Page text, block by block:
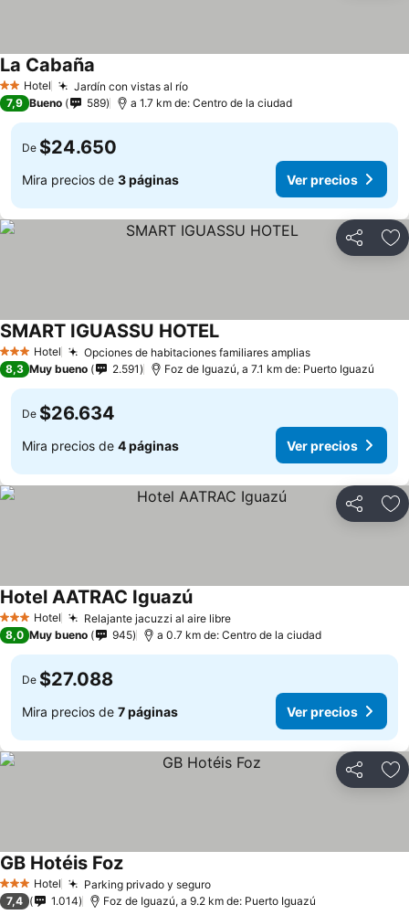
2 Estrellas
Hotel Jardín con vistas al río
La Cabaña
7,9 Bueno 589 a 1.7 km de: Centro de la ciudad
De $24.650
Mira precios de 3 páginas Ver precios
Compartir
3 Estrellas
Hotel Opciones de habitaciones familiares amplias
SMART IGUASSU HOTEL
8,3 Muy bueno 2.591 Foz de Iguazú, a 7.1 km de: Puerto Iguazú
De $26.634
Mira precios de 4 páginas Ver precios
Compartir
3 Estrellas
Hotel Relajante jacuzzi al aire libre
Hotel AATRAC Iguazú
8,0 Muy bueno 945 a 0.7 km de: Centro de la ciudad
De $27.088
Mira precios de 7 páginas Ver precios
Compartir
3 Estrellas
Hotel Parking privado y seguro
GB Hotéis Foz
7,4 1.014 Foz de Iguazú, a 9.2 km de: Puerto Iguazú